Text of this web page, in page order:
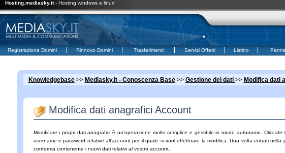
Hosting.mediasky.it- Hosting windows e linux
Registrazione Domini Rinnovo Domini Trasferimenti Servizi Offerti Listino
Knowledgebase>> Mediasky.it - Conoscenza Base>> Gestione dei dati >> Modifica dati
Modifica dati anagrafici Account
Modificare i propri dati anagrafici è un'operazione molto semplice e gestibile in modo autonomo. Cliccate
username e password relative all'account per il quale si vuol effettuare la modifica. Una volta entrati
conferma contenente i nuovi dati relativi al vostro account.